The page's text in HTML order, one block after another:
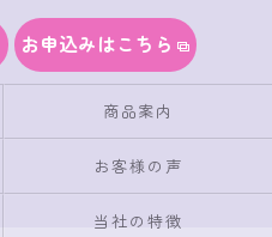
お申込みはこちら
商品案内
お客様の声
当社の特徴